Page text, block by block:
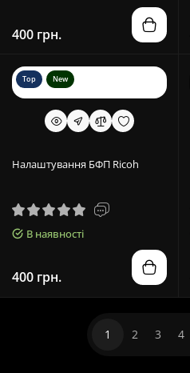
400 грн.
Top New
Налаштування БФП Ricoh
В наявності
400 грн.
1 2 3 4